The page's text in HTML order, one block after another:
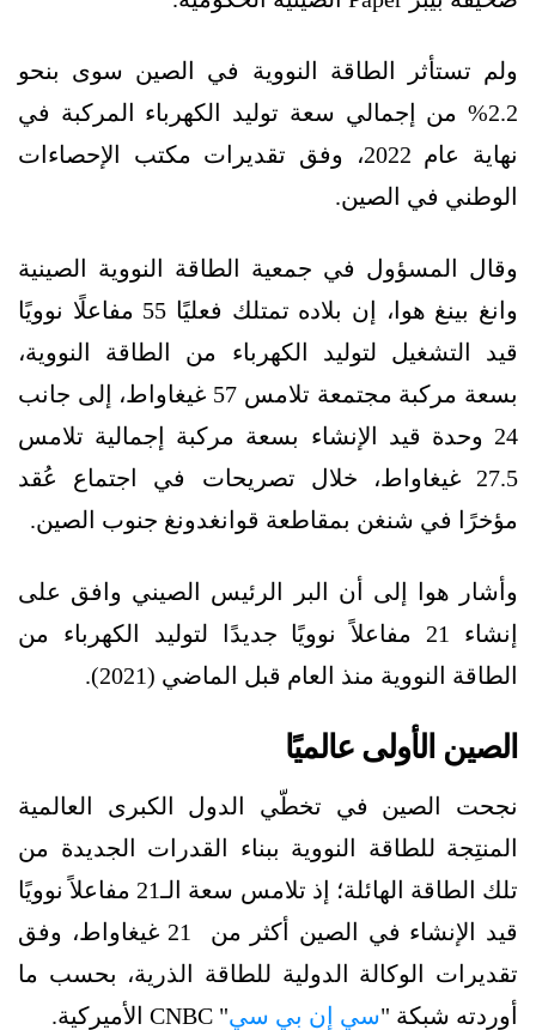
ولم تستأثر الطاقة النووية في الصين سوى بنحو
2.2% من إجمالي سعة توليد الكهرباء المركبة في
نهاية عام 2022، وفق تقديرات مكتب الإحصاءات
الوطني في الصين.
وقال المسؤول في جمعية الطاقة النووية الصينية
وانغ بينغ هوا، إن بلاده تمتلك فعليًا 55 مفاعلًا نوويًا
قيد التشغيل لتوليد الكهرباء من الطاقة النووية،
بسعة مركبة مجتمعة تلامس 57 غيغاواط، إلى جانب
24 وحدة قيد الإنشاء بسعة مركبة إجمالية تلامس
27.5 غيغاواط، خلال تصريحات في اجتماع عُقد
مؤخرًا في شنغن بمقاطعة قوانغدونغ جنوب الصين.
وأشار هوا إلى أن البر الرئيس الصيني وافق على
إنشاء 21 مفاعلاً نوويًا جديدًا لتوليد الكهرباء من
الطاقة النووية منذ العام قبل الماضي (2021).
الصين الأولى عالميًا
نجحت الصين في تخطّي الدول الكبرى العالمية
المنتِجة للطاقة النووية ببناء القدرات الجديدة من
تلك الطاقة الهائلة؛ إذ تلامس سعة الـ21 مفاعلاً نوويًا
قيد الإنشاء في الصين أكثر من 21 غيغاواط، وفق
تقديرات الوكالة الدولية للطاقة الذرية، بحسب ما
أوردته شبكة "سي إن بي سي" CNBC الأميركية.